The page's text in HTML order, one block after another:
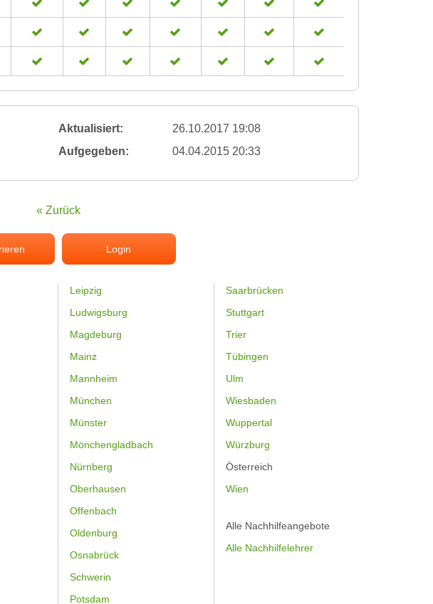
Aktualisiert:
26.10.2017 19:08
Aufgegeben: 04.04.2015 20:33
« Zurück
Login
Leipzig
Ludwigsburg
Magdeburg
Mainz
Mannheim
München
Münster
Mönchengladbach
Nürnberg
Oberhausen
Offenbach
Oldenburg
Osnabrück
Schwerin
Potsdam
Saarbrücken
Stuttgart
Trier
Tübingen
Ulm
Wiesbaden
Wuppertal
Würzburg
Österreich
Wien
Alle Nachhilfeangebote
Alle Nachhilfelehrer